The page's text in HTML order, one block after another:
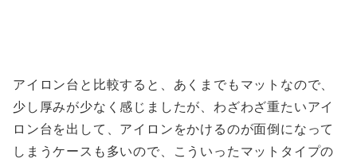
アイロン台と比較すると、あくまでもマットなので、
少し厚みが少なく感じましたが、わざわざ重たいアイ
ロン台を出して、アイロンをかけるのが面倒になって
しまうケースも多いので、こういったマットタイプの